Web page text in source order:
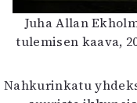
Juha Allan
tulemisen kaava,
Nahkurinkatu